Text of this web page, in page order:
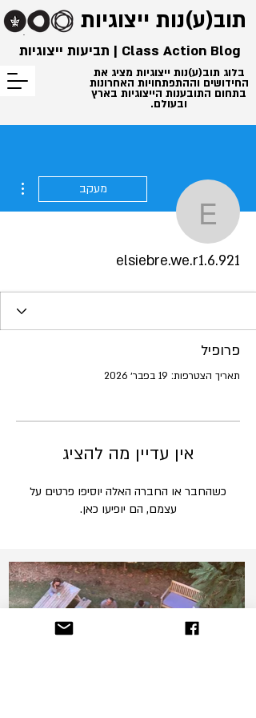
תוב(ע)נות ייצוגיות
בלוג תוב(ע)נות ייצוגיות מציג את
החידושים וההתפתחויות האחרונות
בתחום התובענות הייצוגיות בארץ
ובעולם.
Class Action Blog | תביעות ייצוגיות
מעקב
elsiebre.we.r1.6.921
פרופיל
תאריך הצטרפות: 19 בפבר׳ 2026
אין עדיין מה להציג
כשהחבר או החברה האלה יוסיפו פרטים על
עצמם, הם יופיעו כאן.